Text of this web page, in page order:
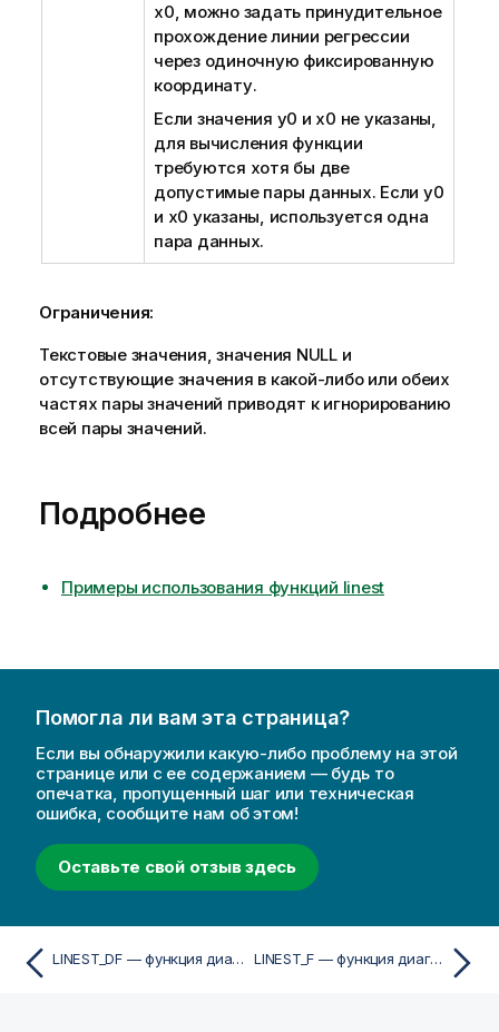
x0, можно задать принудительное
прохождение линии регрессии
через одиночную фиксированную
координату.
Если значения y0 и x0 не указаны,
для вычисления функции
требуются хотя бы две
допустимые пары данных. Если y0
и x0 указаны, используется одна
пара данных.
Ограничения:
Текстовые значения, значения NULLи
отсутствующие значения в какой-либо или обеих
частях пары значений приводят к игнорированию
всей пары значений.
Подробнее
Примеры использования функций linest
Помогла ли вам эта страница?
Если вы обнаружили какую-либо проблему на этой
странице или с ее содержанием — будь то
опечатка, пропущенный шаг или техническая
ошибка, сообщите нам об этом!
Оставьте свой отзыв здесь
LINEST_DF — функция диаграммы LINEST_F — функция диаграммы